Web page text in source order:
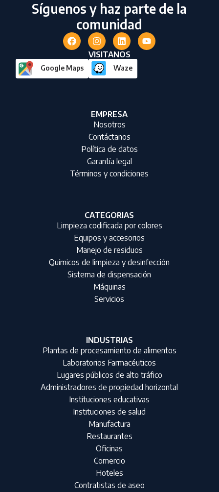
Síguenos y haz parte de la
comunidad
VISITANOS
Google Maps Waze
EMPRESA
Nosotros
Contáctanos
Política de datos
Garantía legal
Términos y condiciones
CATEGORIAS
Limpieza codificada por colores
Equipos y accesorios
Manejo de residuos
Químicos de limpieza y desinfección
Sistema de dispensación
Máquinas
Servicios
INDUSTRIAS
Plantas de procesamiento de alimentos
Laboratorios Farmacéuticos
Lugares públicos de alto tráfico
Administradores de propiedad horizontal
Instituciones educativas
Instituciones de salud
Manufactura
Restaurantes
Oficinas
Comercio
Hoteles
Contratistas de aseo